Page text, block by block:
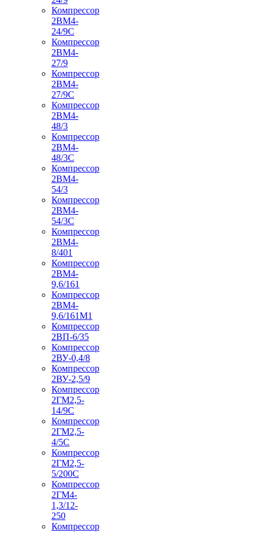
Компрессор
2ВМ4-
24/9С
Компрессор
2ВМ4-
27/9
Компрессор
2ВМ4-
27/9С
Компрессор
2ВМ4-
48/3
Компрессор
2ВМ4-
48/3С
Компрессор
2ВМ4-
54/3
Компрессор
2ВМ4-
54/3С
Компрессор
2ВМ4-
8/401
Компрессор
2ВМ4-
9,6/161
Компрессор
2ВМ4-
9,6/161М1
Компрессор
2ВП-6/35
Компрессор
2ВУ-0,4/8
Компрессор
2ВУ-2,5/9
Компрессор
2ГМ2,5-
14/9С
Компрессор
2ГМ2,5-
4/5С
Компрессор
2ГМ2,5-
5/200С
Компрессор
2ГМ4-
1,3/12-
250
Компрессор